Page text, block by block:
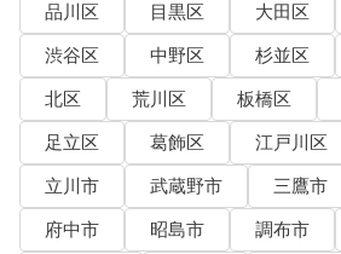
品川区
目黒区 大田区
渋谷区
中野区 杉並区
北区
荒川区 板橋区
足立区
葛飾区 江戸川区
立川市
武蔵野市 三鷹市
府中市
昭島市 調布市